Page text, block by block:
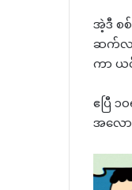
အဲ့ဒီ စ
ဆက်လ
ကာ ယ
ဧပြီ
အလေ